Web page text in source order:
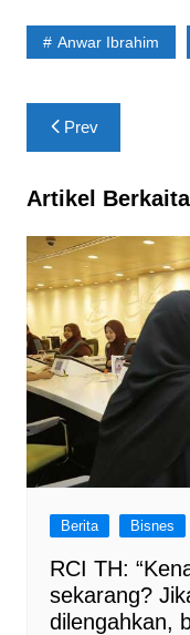
c
b
o
o
k
at
A
p
p
Anwar Ibrahim
Post
navigation
Prev
Artikel
Berita Bisnes
RCI TH:
sekarang?
dilengahkan,